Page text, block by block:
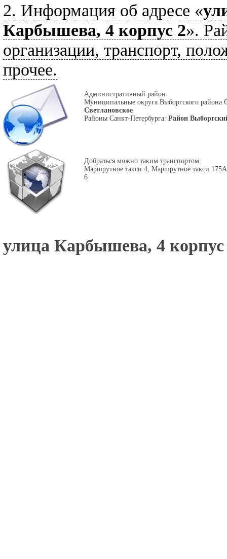
2. Информация об адресе «
Карбышева, 4 корпус 2».
организации, транспорт,
прочее.
Административный район:
Муниципальные округа Выборгского
Светлановское
Районы Санкт-Петербурга: Район
Добраться можно таким транспортом:
Маршрутное такси 4, Маршрутное такси
6
улица Карбышева, 4 корпус